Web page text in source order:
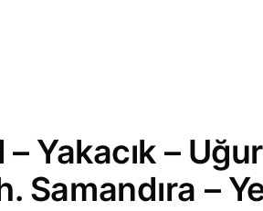
Yakacık –
Samandıra –